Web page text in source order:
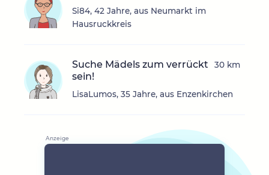
Si84, 42 Jahre, aus Neumarkt im
Hausruckkreis
Suche Mädels zum verrückt
sein!
LisaLumos, 35 Jahre, aus Enzenkirchen
30 km